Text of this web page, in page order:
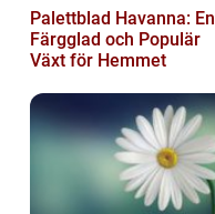
Palettblad Havanna: En
Färgglad och Populär
Växt för Hemmet